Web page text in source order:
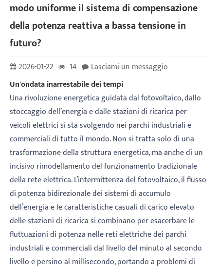
modo uniforme il sistema di compensazione
della potenza reattiva a bassa tensione in
futuro?
2026-01-22 14
Lasciami un messaggio
Un'ondata inarrestabile dei tempi
Una rivoluzione energetica guidata dal fotovoltaico, dallo
stoccaggio dell’energia e dalle stazioni di ricarica per
veicoli elettrici si sta svolgendo nei parchi industriali e
commerciali di tutto il mondo. Non si tratta solo di una
trasformazione della struttura energetica, ma anche di un
incisivo rimodellamento del funzionamento tradizionale
della rete elettrica. L’intermittenza del fotovoltaico, il flusso
di potenza bidirezionale dei sistemi di accumulo
dell’energia e le caratteristiche casuali di carico elevato
delle stazioni di ricarica si combinano per esacerbare le
fluttuazioni di potenza nelle reti elettriche dei parchi
industriali e commerciali dal livello del minuto al secondo
livello e persino al millisecondo, portando a problemi di